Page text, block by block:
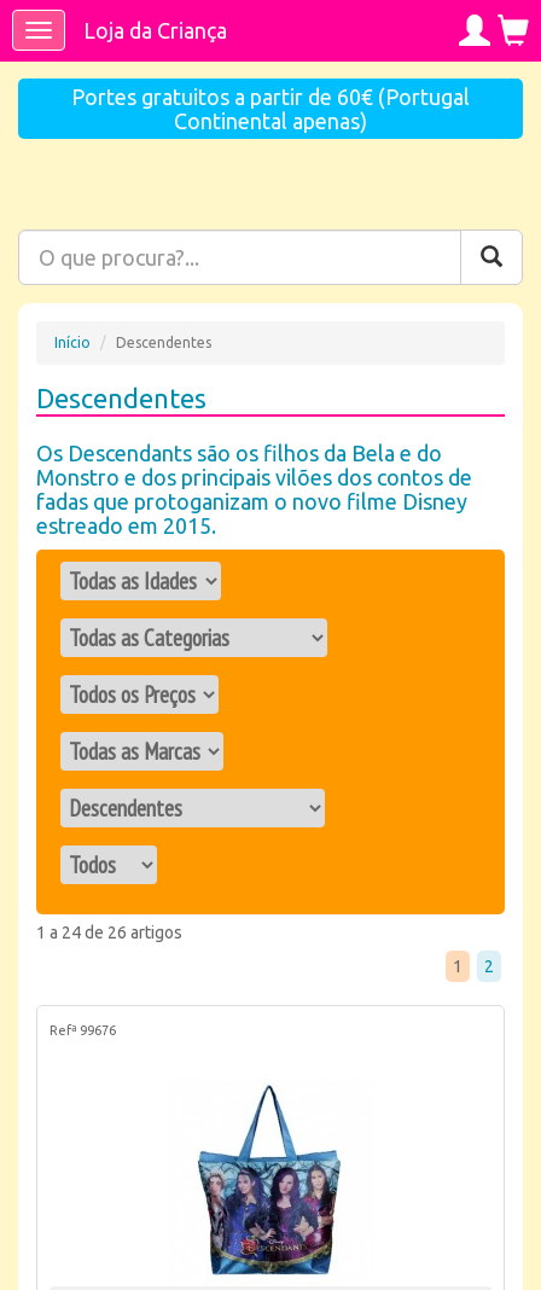
ToggleLoja da Criança
Portes gratuitos a partir de 60€ (Portugal
Continental apenas)
Início Descendentes
Descendentes
Os Descendants são os filhos da Bela e do
Monstro e dos principais vilões dos contos de
fadas que protoganizam o novo filme Disney
estreado em 2015.
1 a 24 de 26 artigos
1
2
Refª 99676